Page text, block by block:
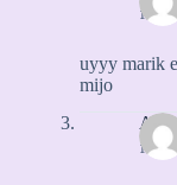
11
uyyy marik
mijo
11